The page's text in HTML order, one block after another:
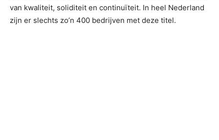
van kwaliteit, soliditeit en continuïteit. In heel Nederland
zijn er slechts zo’n 400 bedrijven met deze titel.